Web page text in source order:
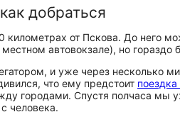
добраться
километрах от Пскова. До него
местном автовокзале), но
и уже через несколько
что ему предстоит
городами. Спустя полчаса мы
человека.